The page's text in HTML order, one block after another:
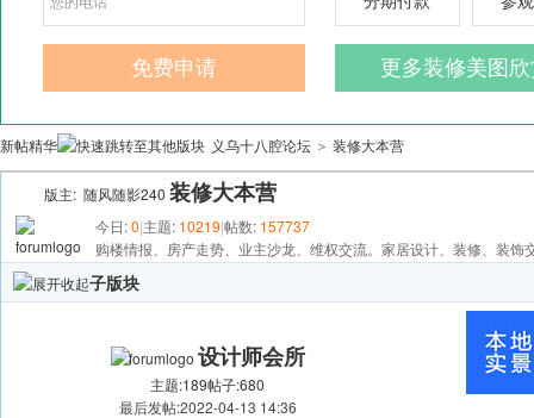
新帖精华 义乌十八腔论坛 > 装修大本营
版主: 随风随影240 装修大本营
今日:0|主题: 10219|帖数: 157737
购楼情报、房产走势、业主沙龙、维权交流。家居设计、装修、装饰
子版块
设计师会所
主题:189帖子:680
最后发帖:2022-04-13 14:36